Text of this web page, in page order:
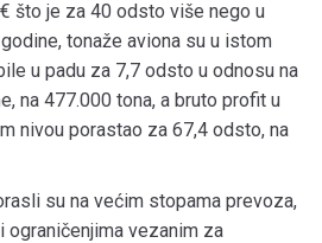
što je za 40 odsto više nego u
tonaže aviona su u istom
u padu za 7,7 odsto u odnosu na
na 477.000 tona, a bruto profit u
nivou porastao za 67,4 odsto, na
su na većim stopama prevoza,
vezanim za